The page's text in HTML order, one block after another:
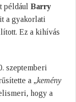
például Barry
a gyakorlati
Ez a kihívás
szeptemberi
a „kemény
hogy a